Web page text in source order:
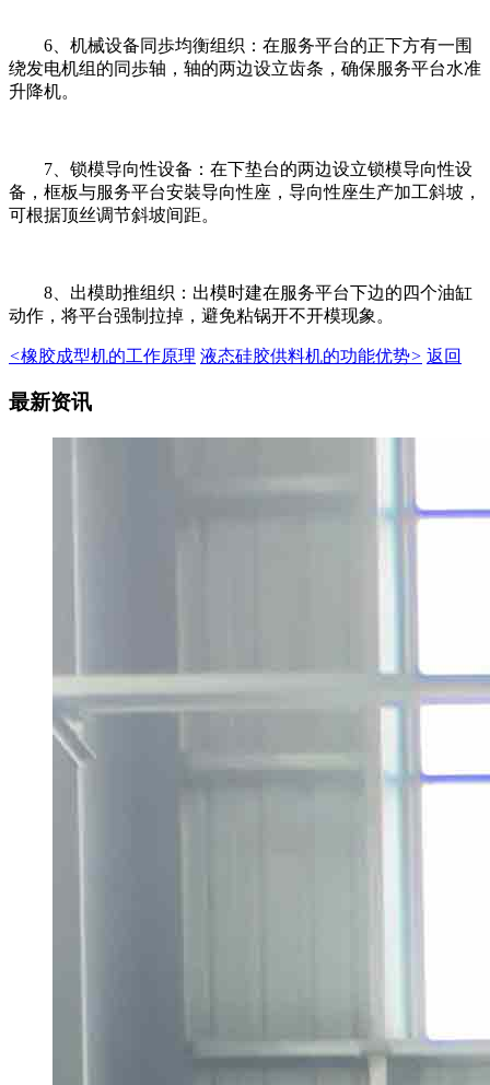
6、机械设备同歩均衡组织：在服务平台的正下方有一围
绕发电机组的同歩轴，轴的两边设立齿条，确保服务平台水准
升降机。
7、锁模导向性设备：在下垫台的两边设立锁模导向性设
备，框板与服务平台安裝导向性座，导向性座生产加工斜坡，
可根据顶丝调节斜坡间距。
8、出模助推组织：出模时建在服务平台下边的四个油缸
动作，将平台强制拉掉，避免粘锅开不开模现象。
<橡胶成型机的工作原理 液态硅胶供料机的功能优势> 返回
最新资讯